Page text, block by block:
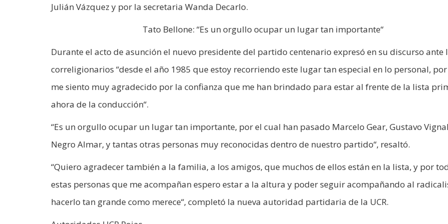
Julián Vázquez y por la secretaria Wanda Decarlo.
Tato Bellone: “Es un orgullo ocupar un lugar tan importante“
Durante el acto de asunción el nuevo presidente del partido centenario expresó en su discurso ante
correligionarios “desde el año 1985 que estoy recorriendo este lugar tan especial en lo personal,
me siento muy agradecido por la confianza que me han brindado para estar al frente de la lista
ahora de la conducción“.
“Es un orgullo ocupar un lugar tan importante, por el cual han pasado Marcelo Gear, Gustavo
Negro Almar, y tantas otras personas muy reconocidas dentro de nuestro partido“, resaltó.
“Quiero agradecer también a la familia, a los amigos, que muchos de ellos están en la lista, y por
estas personas que me acompañan espero estar a la altura y poder seguir acompañando al
hacerlo tan grande como merece“, completó la nueva autoridad partidaria de la UCR.